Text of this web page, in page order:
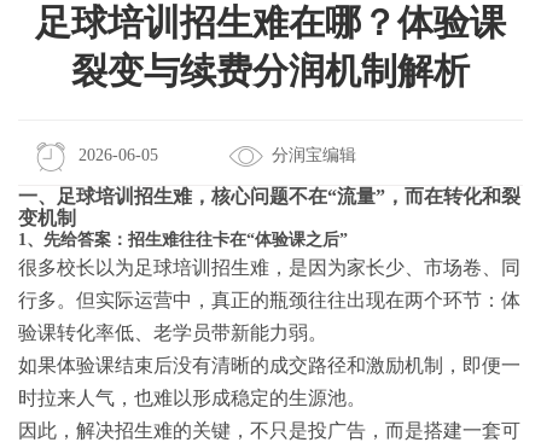
足球培训招生难在哪？体验课
裂变与续费分润机制解析
2026-06-05 分润宝编辑
一、足球培训招生难，核心问题不在“流量”，而在转化和裂
变机制
1、先给答案：招生难往往卡在“体验课之后”
很多校长以为足球培训招生难，是因为家长少、市场卷、同
行多。但实际运营中，真正的瓶颈往往出现在两个环节：体
验课转化率低、老学员带新能力弱。
如果体验课结束后没有清晰的成交路径和激励机制，即便一
时拉来人气，也难以形成稳定的生源池。
因此，解决招生难的关键，不只是投广告，而是搭建一套可